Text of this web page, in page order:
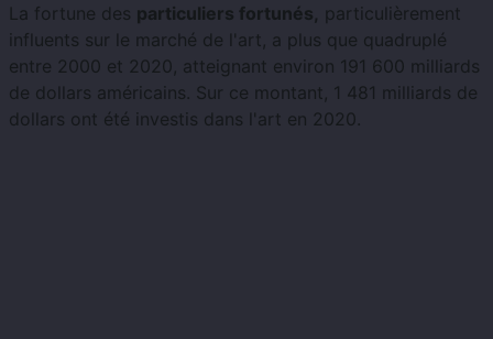
La fortune des particuliers fortunés, particulièrement
influents sur le marché de l'art, a plus que quadruplé
entre 2000 et 2020, atteignant environ 191 600 milliards
de dollars américains. Sur ce montant, 1 481 milliards de
dollars ont été investis dans l'art en 2020.